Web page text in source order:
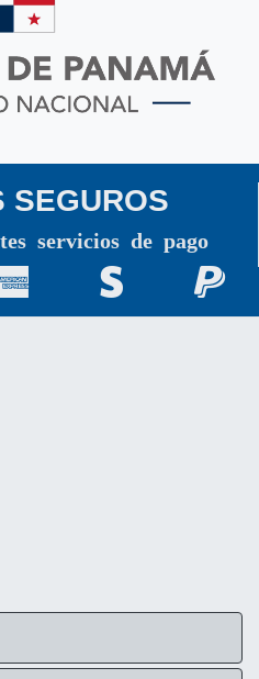
SEGUROS
servicios de pago